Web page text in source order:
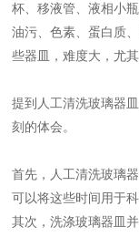
杯、移液管、液相小
油污、色素、蛋白质
些器皿，难度大，尤
提到人工清洗玻璃器
刻的体会。
首先，人工清洗玻璃
可以将这些时间用于
其次，洗涤玻璃器皿